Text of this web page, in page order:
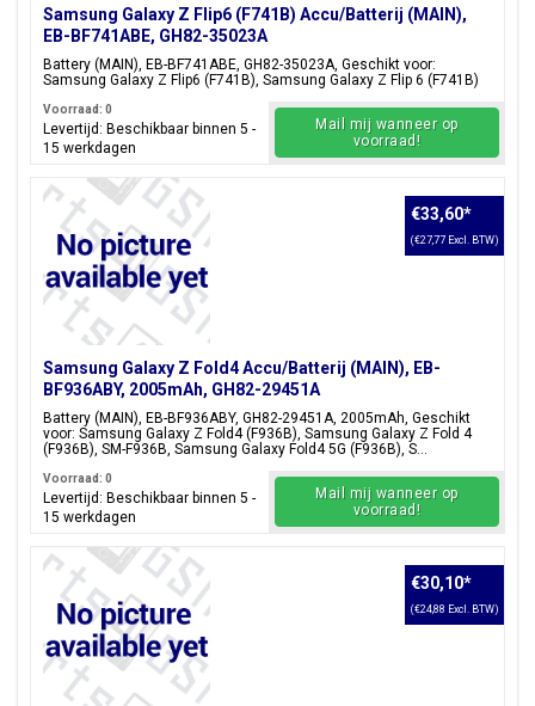
Samsung Galaxy Z Flip6 (F741B) Accu/Batterij (MAIN),
EB-BF741ABE, GH82-35023A
Battery (MAIN), EB-BF741ABE, GH82-35023A, Geschikt voor:
Samsung Galaxy Z Flip6 (F741B), Samsung Galaxy Z Flip 6 (F741B)
Voorraad: 0
Levertijd: Beschikbaar binnen 5 -
15 werkdagen
Mail mij wanneer op
voorraad!
Samsung Galaxy Z Fold4 Accu/Batterij (MAIN), EB-
BF936ABY, 2005mAh, GH82-29451A
Battery (MAIN), EB-BF936ABY, GH82-29451A, 2005mAh, Geschikt
voor: Samsung Galaxy Z Fold4 (F936B), Samsung Galaxy Z Fold 4
(F936B), SM-F936B, Samsung Galaxy Fold4 5G (F936B), S...
€33,60*
(€27,77 Excl. BTW)
Voorraad: 0
Levertijd: Beschikbaar binnen 5 -
15 werkdagen
Mail mij wanneer op
voorraad!
€30,10*
(€24,88 Excl. BTW)